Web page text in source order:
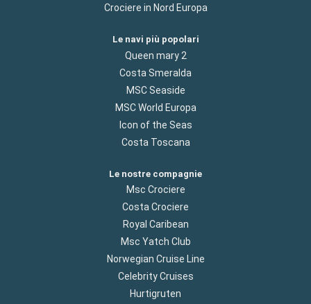
Crociere in Nord Europa
Le navi più popolari
Queen mary 2
Costa Smeralda
MSC Seaside
MSC World Europa
Icon of the Seas
Costa Toscana
Le nostre compagnie
Msc Crociere
Costa Crociere
Royal Caribean
Msc Yatch Club
Norwegian Cruise Line
Celebrity Cruises
Hurtigruten